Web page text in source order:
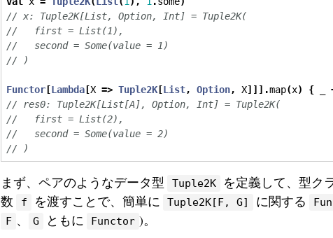
// x: Tuple2K[List, Option, Int] = Tuple2K(
//   first = List(1),
//   second = Some(value = 1)
// )
Functor [Lambda [X => Tuple2K[List, Option, X]]].map(x) { _
// res0: Tuple2K[List[A], Option, Int] = Tuple2K(
//   first = List(2),
//   second = Some(value = 2)
// )
まず、ペアのようなデータ型 Tuple2K
を定義して、型ク
数
f を渡すことで、簡単に Tuple2K[F, G] に関する
F 、 G ともに Functor )。